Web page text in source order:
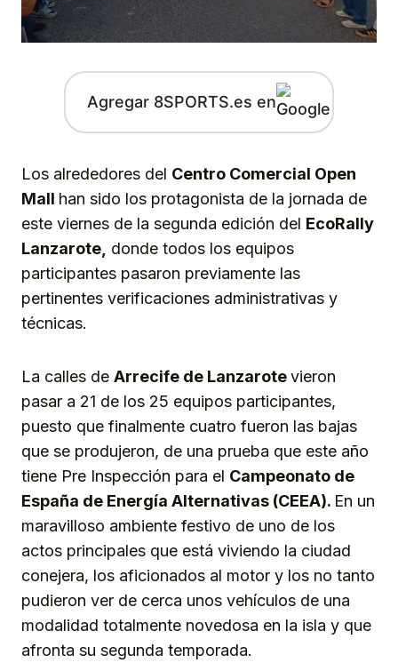
Agregar 8SPORTS.es en
Los alrededores del Centro Comercial Open
Mall han sido los protagonista de la jornada de
este viernes de la segunda edición del EcoRally
Lanzarote, donde todos los equipos
participantes pasaron previamente las
pertinentes verificaciones administrativas y
técnicas.
La calles de Arrecife de Lanzarotevieron
pasar a 21 de los 25 equipos participantes,
puesto que finalmente cuatro fueron las bajas
que se produjeron, de una prueba que este año
tiene Pre Inspección para el Campeonato de
España de Energía Alternativas (CEEA). En un
maravilloso ambiente festivo de uno de los
actos principales que está viviendo la ciudad
conejera, los aficionados al motor y los no tanto
pudieron ver de cerca unos vehículos de una
modalidad totalmente novedosa en la isla y que
afronta su segunda temporada.